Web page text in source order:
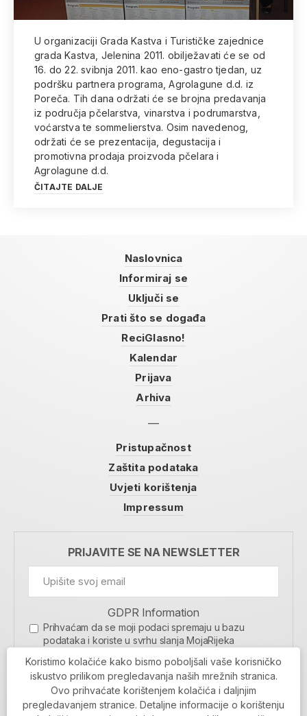
U organizaciji Grada Kastva i Turističke zajednice
grada Kastva, Jelenina 2011. obilježavati će se od
16. do 22. svibnja 2011. kao eno-gastro tjedan, uz
podršku partnera programa, Agrolagune d.d. iz
Poreča. Tih dana održati će se brojna predavanja
iz područja pčelarstva, vinarstva i podrumarstva,
voćarstva te sommelierstva. Osim navedenog,
održati će se prezentacija, degustacija i
promotivna prodaja proizvoda pčelara i
Agrolagune d.d.
ČITAJTE DALJE
Naslovnica
Informiraj se
Uključi se
Prati što se događa
ReciGlasno!
Kalendar
Prijava
Arhiva
Pristupačnost
Zaštita podataka
Uvjeti korištenja
Impressum
PRIJAVITE SE NA NEWSLETTER
GDPR Information
Prihvaćam da se moji podaci spremaju u bazu
podataka i koriste u svrhu slanja MojaRijeka
MOJARIJEKA NEWSLETTER
PRIJAVI SE
Koristimo kolačiće kako bismo poboljšali vaše korisničko
iskustvo prilikom pregledavanja naših mrežnih stranica.
Ovo prihvaćate korištenjem kolačića i daljnjim
pregledavanjem stranice. Detaljne informacije o korištenju